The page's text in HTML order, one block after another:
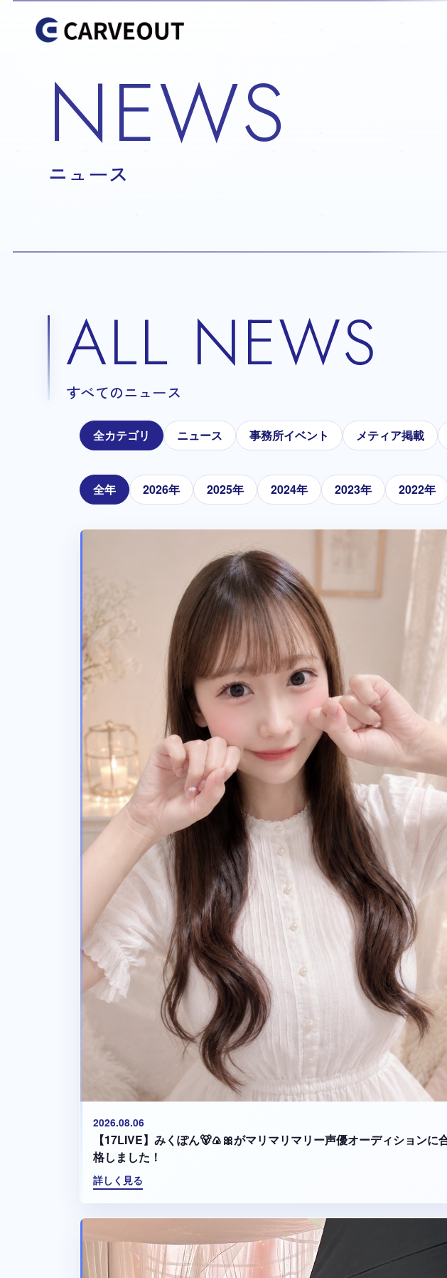
NEWS
ニュース
ALL NEWS
すべてのニュース
全カテゴリ ニュース 事務所イベント メティア掲載
全年 2026年 2025年 2024年 2023年 2022年
2026.08.06
【17LIVE】みくぽん🐻🍙🎀がマリマリマリー声優オーディションに
格しました！
詳しく見る